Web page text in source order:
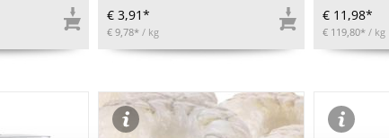
€ 3,91*
€ 9,78* / kg
€ 11,98*
€ 119,80* / kg